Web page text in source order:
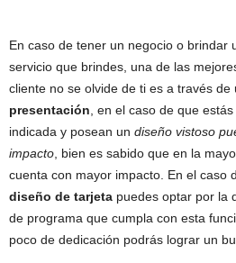
En caso de tener un negocio o brindar
servicio que brindes, una de las
cliente no se olvide de ti es a través de
presentación , en el caso de que
indicada y posean un diseño vistoso
impacto , bien es sabido que en la
cuenta con mayor impacto. En el caso
diseño de tarjeta puedes optar por la
de programa que cumpla con esta
poco de dedicación podrás lograr un